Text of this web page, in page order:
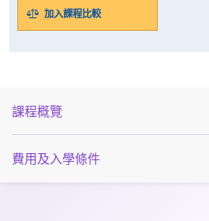
加入課程比較
課程概覽
費用及入學條件